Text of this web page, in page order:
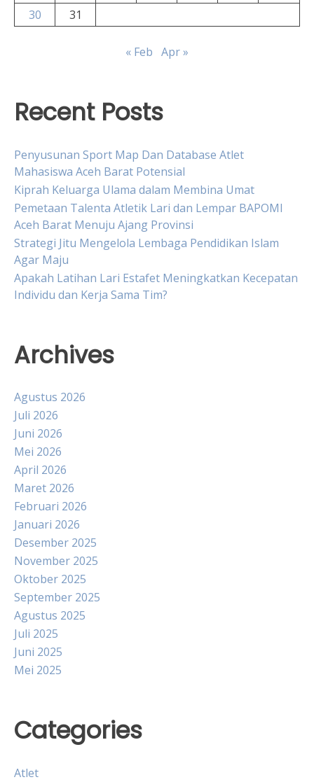
30 31
« Feb Apr »
Recent Posts
Penyusunan Sport Map Dan Database Atlet
Mahasiswa Aceh Barat Potensial
Kiprah Keluarga Ulama dalam Membina Umat
Pemetaan Talenta Atletik Lari dan Lempar BAPOMI
Aceh Barat Menuju Ajang Provinsi
Strategi Jitu Mengelola Lembaga Pendidikan Islam
Agar Maju
Apakah Latihan Lari Estafet Meningkatkan Kecepatan
Individu dan Kerja Sama Tim?
Archives
Agustus 2026
Juli 2026
Juni 2026
Mei 2026
April 2026
Maret 2026
Februari 2026
Januari 2026
Desember 2025
November 2025
Oktober 2025
September 2025
Agustus 2025
Juli 2025
Juni 2025
Mei 2025
Categories
Atlet